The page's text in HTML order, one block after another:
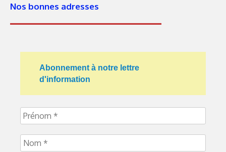
Nos bonnes adresses
Abonnement à notre lettre
d'information